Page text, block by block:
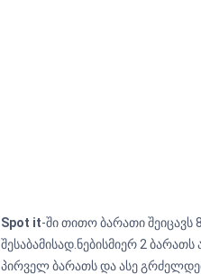
Spot it-ში თითო ბარათი შეიცავს
შესაბამისად.ნებისმიერ 2
პირველ ბარათს და ასე